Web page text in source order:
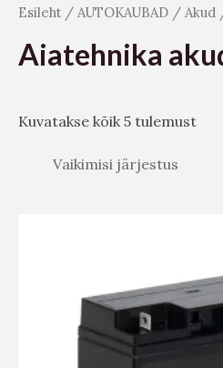
Esileht / AUTOKAUBAD / Akud
Aiatehnika
Kuvatakse kõik 5 tulemust